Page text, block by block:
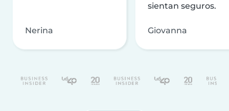
Nerina
sientan seguros.
Giovanna